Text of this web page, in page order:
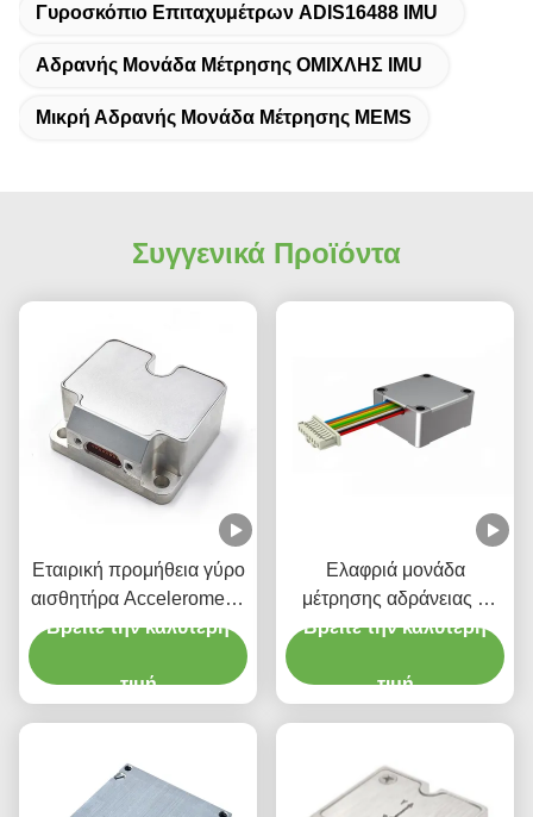
Γυροσκόπιο Επιταχυμέτρων ADIS16488 IMU
Αδρανής Μονάδα Μέτρησης ΟΜΙΧΛΗΣ IMU
Μικρή Αδρανής Μονάδα Μέτρησης MEMS
Συγγενικά Προϊόντα
Εταιρική προμήθεια γύρο
αισθητήρα Accelerometer
Stim300 IMU
Βρείτε την καλύτερη
τιμή
Ελαφριά μονάδα
μέτρησης αδράνειας 6
αξόνων Γυροσκόπιο
Βρείτε την καλύτερη
τιμή